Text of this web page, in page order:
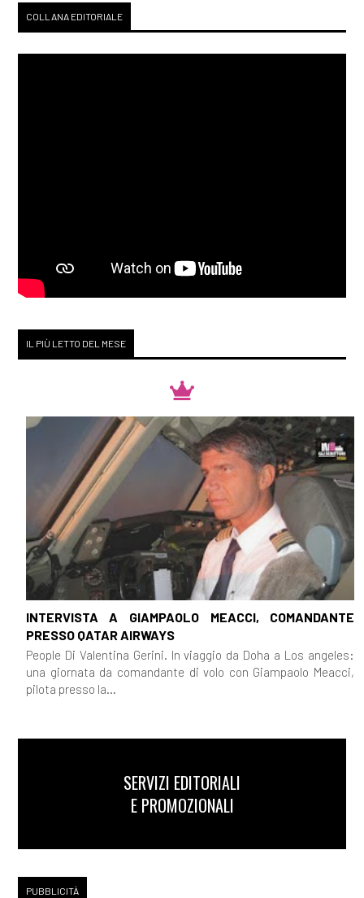
COLLANA EDITORIALE
IL PIÙ LETTO DEL MESE
INTERVISTA A GIAMPAOLO MEACCI, COMANDANTE
PRESSO QATAR AIRWAYS
People Di Valentina Gerini. In viaggio da Doha a Los angeles:
una giornata da comandante di volo con Giampaolo Meacci,
pilota presso la...
SERVIZI EDITORIALI
E PROMOZIONALI
PUBBLICITÀ